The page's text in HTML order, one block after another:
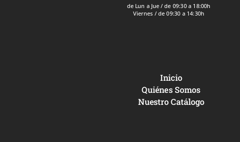
de Lun a Jue / de 09:30 a 18:00h
Viernes / de 09:30 a 14:30h
Inicio
Quiénes Somos
Nuestro Catálogo